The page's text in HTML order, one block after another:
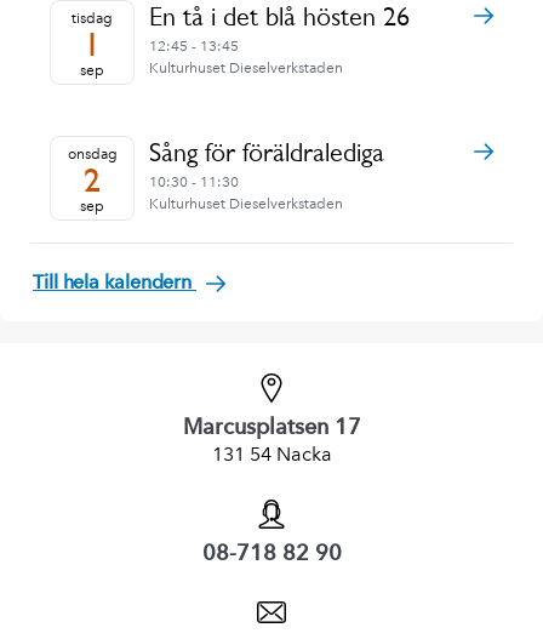
tisdag
1
sep
En tå i det blå hösten 26
12:45 - 13:45
Kulturhuset Dieselverkstaden
onsdag
2
sep
Sång för föräldralediga
10:30 - 11:30
Kulturhuset Dieselverkstaden
Till hela kalendern
Marcusplatsen 17
131 54 Nacka
08-718 82 90